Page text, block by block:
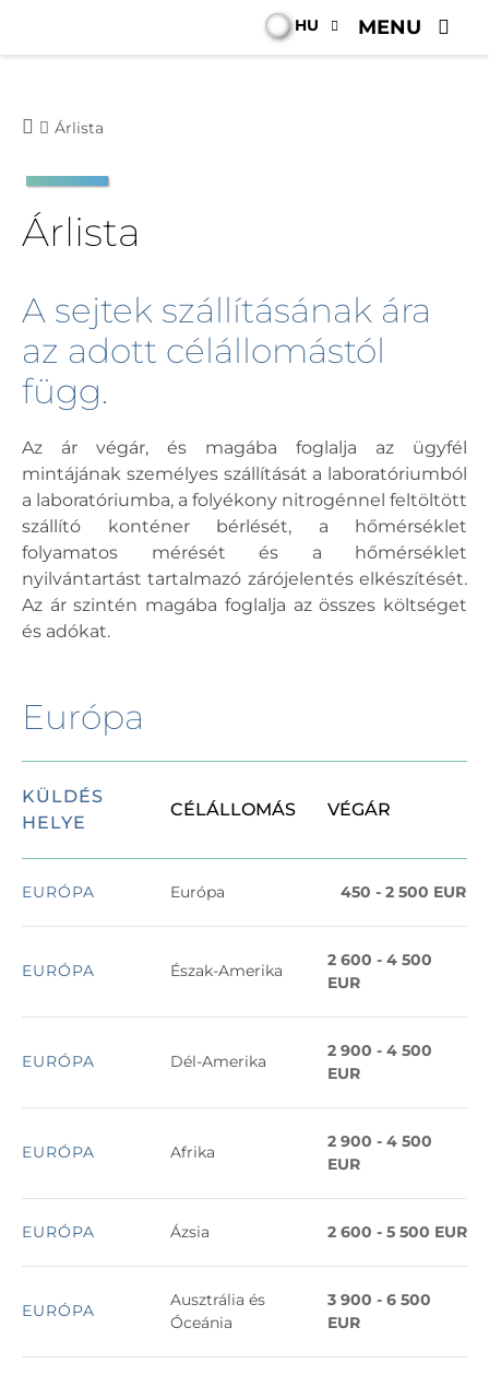
Árlista
Árlista
A sejtek szállításának ára
az adott célállomástól
függ.
Az ár végár, és magába foglalja az ügyfél
mintájának személyes szállítását a laboratóriumból
a laboratóriumba, a folyékony nitrogénnel feltöltött
szállító konténer bérlését, a hőmérséklet
folyamatos mérését és a hőmérséklet
nyilvántartást tartalmazó zárójelentés elkészítését.
Az ár szintén magába foglalja az összes költséget
és adókat.
Európa
KÜLDÉS
HELYE
CÉLÁLLOMÁS VÉGÁR
EURÓPA Európa 450 - 2 500 EUR
EURÓPA Észak-Amerika
2 600 - 4 500
EUR
EURÓPA Dél-Amerika
2 900 - 4 500
EUR
EURÓPA Afrika
2 900 - 4 500
EUR
EURÓPA Ázsia 2 600 - 5 500 EUR
EURÓPA
Ausztrália és
Óceánia
3 900 - 6 500
EUR
HU MENU